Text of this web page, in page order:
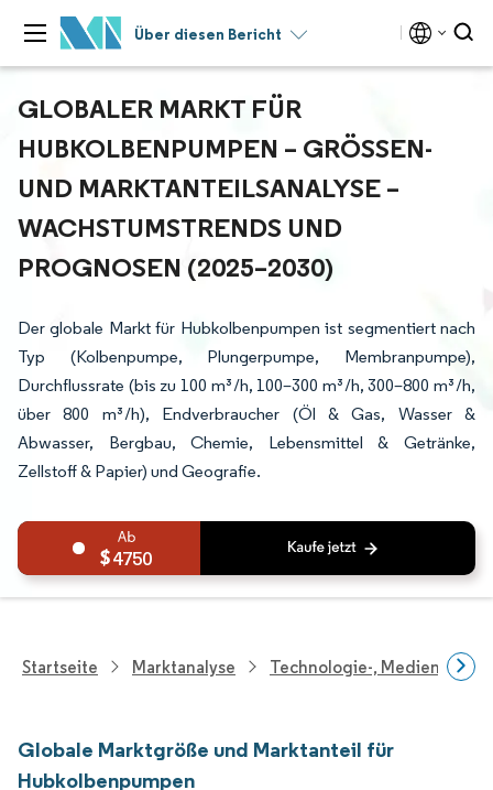
Über diesen Bericht
GLOBALER MARKT FÜR
HUBKOLBENPUMPEN – GRÖSSEN- U
ND MARKTANTEILSANALYSE – W
ACHSTUMSTRENDS UND P
ROGNOSEN (2025–2030)
Der globale Markt für Hubkolbenpumpen ist segmentiert nach
Typ (Kolbenpumpe, Plungerpumpe, Membranpumpe),
Durchflussrate (bis zu 100 m³/h, 100–300 m³/h, 300–800 m³/h,
über 800 m³/h), Endverbraucher (Öl & Gas, Wasser &
Abwasser, Bergbau, Chemie, Lebensmittel & Getränke,
Zellstoff & Papier) und Geografie.
4750
Startseite Marktanalyse Technologie-, Medien- Und
Globale Marktgröße und Marktanteil für
Hubkolbenpumpen